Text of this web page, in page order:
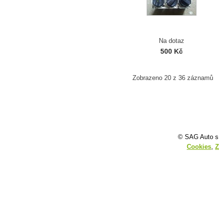
Na dotaz
500 Kč
Zobrazeno 20 z 36 záznamů
© SAG Auto
Cookies